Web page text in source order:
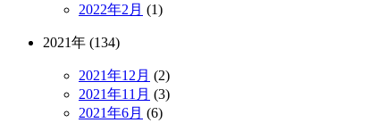
2022年2月 (1)
2021年 (134)
2021年12月 (2)
2021年11月 (3)
2021年6月 (6)